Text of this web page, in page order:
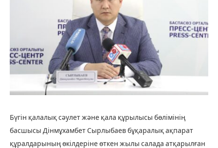
Бүгін қалалық сәулет және қала құрылысы бөлімінің
басшысы Дінмұхамбет Сырлыбаев бұқаралық ақпарат
құралдарының өкілдеріне өткен жылы салада атқарылған